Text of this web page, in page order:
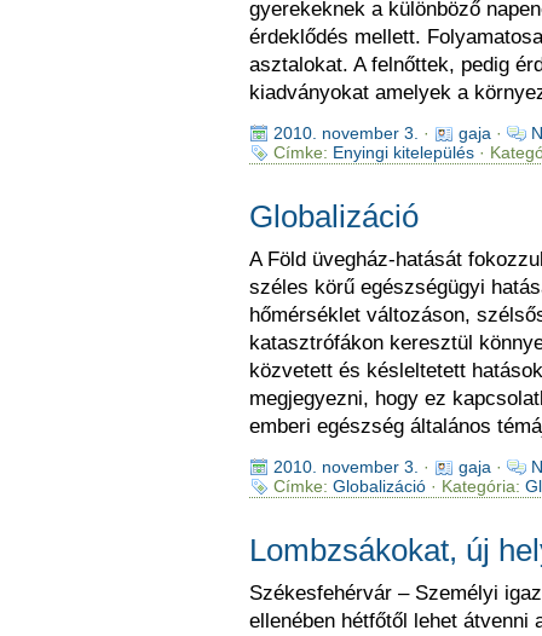
gyerekeknek a különböző
érdeklődés mellett.
asztalokat. A felnőttek, pedig
kiadványokat amelyek a
2010. november 3. · gaja ·
Címke: Enyingi kitelepülés·
Globalizáció
A Föld üvegház-hatását
széles körű egészségügyi
hőmérséklet változáson,
katasztrófákon keresztül
közvetett és késleltetett
megjegyezni, hogy ez
emberi egészség általános
2010. november 3. · gaja ·
Címke: Globalizáció· Kategória:
Lombzsákokat, új
Székesfehérvár – Személyi
ellenében hétfőtől lehet átvenni